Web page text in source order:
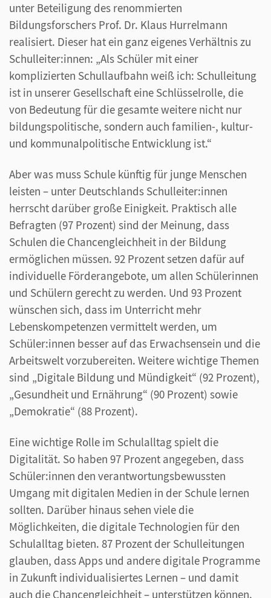
unter Beteiligung des renommierten
Bildungsforschers Prof. Dr. Klaus Hurrelmann
realisiert. Dieser hat ein ganz eigenes Verhältnis zu
Schulleiter:innen: „Als Schüler mit einer
komplizierten Schullaufbahn weiß ich: Schulleitung
ist in unserer Gesellschaft eine Schlüsselrolle, die
von Bedeutung für die gesamte weitere nicht nur
bildungspolitische, sondern auch familien-, kultur-
und kommunalpolitische Entwicklung ist.“
Aber was muss Schule künftig für junge Menschen
leisten – unter Deutschlands Schulleiter:innen
herrscht darüber große Einigkeit. Praktisch alle
Befragten (97 Prozent) sind der Meinung, dass
Schulen die Chancengleichheit in der Bildung
ermöglichen müssen. 92 Prozent setzen dafür auf
individuelle Förderangebote, um allen Schülerinnen
und Schülern gerecht zu werden. Und 93 Prozent
wünschen sich, dass im Unterricht mehr
Lebenskompetenzen vermittelt werden, um
Schüler:innen besser auf das Erwachsensein und die
Arbeitswelt vorzubereiten. Weitere wichtige Themen
sind „Digitale Bildung und Mündigkeit“ (92 Prozent),
„Gesundheit und Ernährung“ (90 Prozent) sowie
„Demokratie“ (88 Prozent).
Eine wichtige Rolle im Schulalltag spielt die
Digitalität. So haben 97 Prozent angegeben, dass
Schüler:innen den verantwortungsbewussten
Umgang mit digitalen Medien in der Schule lernen
sollten. Darüber hinaus sehen viele die
Möglichkeiten, die digitale Technologien für den
Schulalltag bieten. 87 Prozent der Schulleitungen
glauben, dass Apps und andere digitale Programme
in Zukunft individualisiertes Lernen – und damit
auch die Chancengleichheit – unterstützen können.